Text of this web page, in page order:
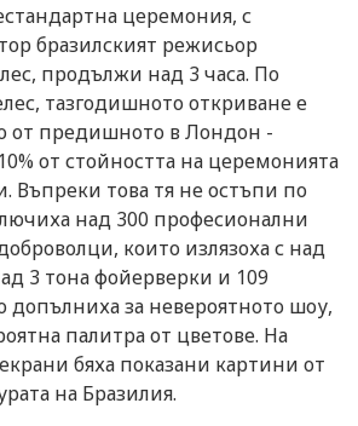
церемония, с
бразилският режисьор
продължи над 3 часа. По
тазгодишното откриване е
от предишното в Лондон -
от стойността на церемонията
Въпреки това тя не остъпи по
над 300 професионални
които излязоха с над
3 тона фойерверки и 109
за невероятното шоу,
палитра от цветове. На
бяха показани картини от
на Бразилия.